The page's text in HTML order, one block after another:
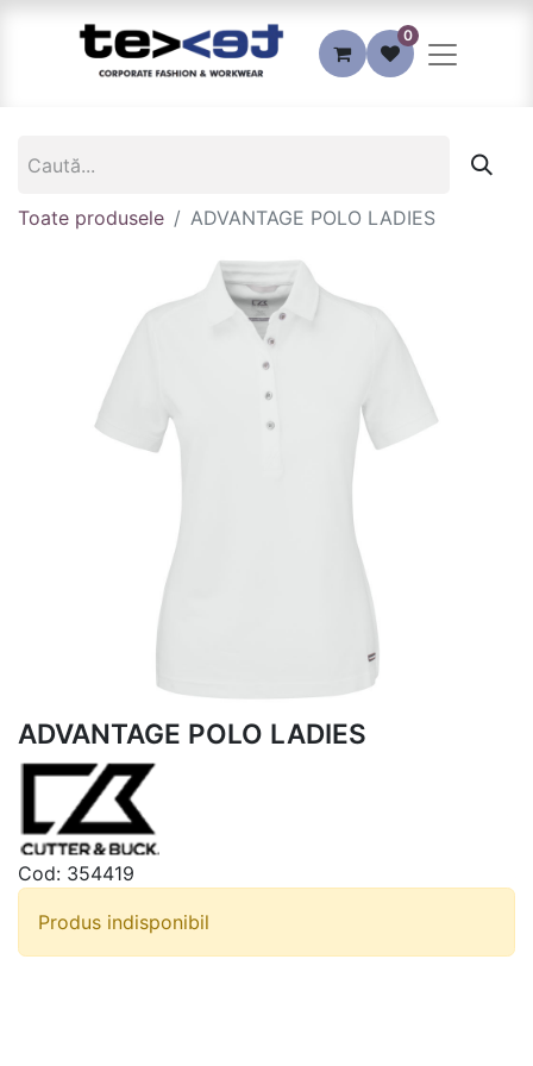
0
Toate produsele ADVANTAGE POLO LADIES
ADVANTAGE POLO LADIES
Cod: 354419
Produs indisponibil